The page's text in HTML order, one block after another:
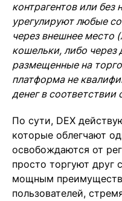
контрагентов или без
урегулируют любые
через внешнее место
кошельки, либо через
размещенные на
платформа не
денег в соответствии
По сути, DEX
которые облегчают
освобождаются от
просто торгуют друг
мощным
пользователей,